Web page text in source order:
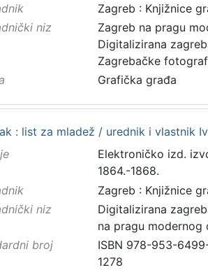
Zagreb : Knjižnice
niz
Zagreb na pragu
Digitalizirana
Zagrebačke
Grafička građa
: list za mladež / urednik i vlastnik
Elektroničko izd.
1864.-1868.
Zagreb : Knjižnice
niz
Digitalizirana
na pragu modernog
broj
ISBN 978-953-
1278